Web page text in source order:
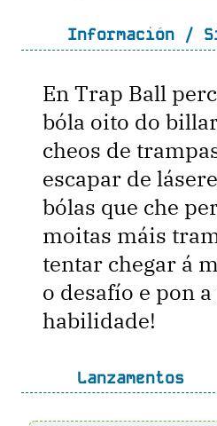
Información /
En Trap Ball
bóla oito do
cheos de
escapar de
bólas que che
moitas máis
tentar chegar á
o desafío e pon
habilidade!
Lanzamentos